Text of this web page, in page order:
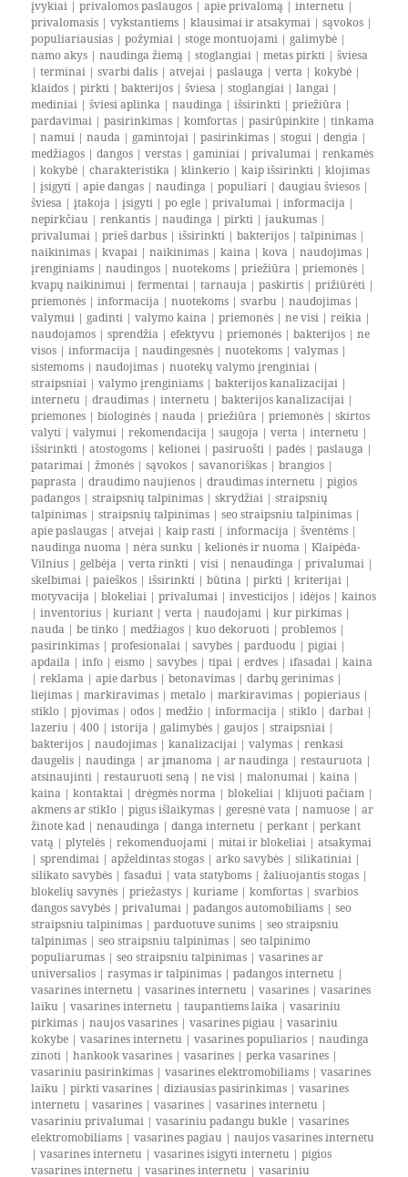
įvykiai |privalomos paslaugos |apie privalomą |internetu |
privalomasis |vykstantiems |klausimai ir atsakymai |sąvokos |
populiariausias |požymiai |stoge montuojami | galimybė |
namo akys |naudinga žiemą |stoglangiai |metas pirkti |šviesa
|terminai |svarbi dalis |atvejai |paslauga |verta |kokybė |
klaidos |pirkti |bakterijos |šviesa |stoglangiai |langai |
mediniai |šviesi aplinka |naudinga |išsirinkti |priežiūra |
pardavimai |pasirinkimas |komfortas |pasirūpinkite |tinkama
|namui |nauda | gamintojai |pasirinkimas |stogui |dengia |
medžiagos |dangos |verstas | gaminiai |privalumai |renkamės
|kokybė |charakteristika |klinkerio |kaip išsirinkti |klojimas
|įsigyti |apie dangas |naudinga |populiari |daugiau šviesos |
šviesa |įtakoja |įsigyti |po egle |privalumai |informacija |
nepirkčiau |renkantis |naudinga |pirkti |jaukumas |
privalumai |prieš darbus |išsirinkti |bakterijos |talpinimas |
naikinimas |kvapai |naikinimas |kaina |kova |naudojimas |
įrenginiams |naudingos |nuotekoms |priežiūra |priemonės |
kvapų naikinimui |fermentai |tarnauja |paskirtis |prižiūrėti |
priemonės |informacija |nuotekoms |svarbu |naudojimas |
valymui | gadinti |valymo kaina |priemonės |ne visi |reikia |
naudojamos |sprendžia |efektyvu |priemonės |bakterijos |ne
visos |informacija |naudingesnės |nuotekoms |valymas |
sistemoms |naudojimas |nuotekų valymo įrenginiai |
straipsniai |valymo įrenginiams |bakterijos kanalizacijai |
internetu |draudimas |internetu |bakterijos kanalizacijai |
priemones |biologinės |nauda |priežiūra |priemonės |skirtos
valyti |valymui |rekomendacija |saugoja |verta |internetu |
išsirinkti |atostogoms |kelionei |pasiruošti |padės |paslauga |
patarimai |žmonės |sąvokos |savanoriškas |brangios |
paprasta |draudimo naujienos |draudimas internetu |pigios
padangos |straipsnių talpinimas |skrydžiai |straipsnių
talpinimas |straipsnių talpinimas |seo straipsniu talpinimas |
apie paslaugas |atvejai |kaip rasti |informacija |šventėms |
naudinga nuoma |nėra sunku |kelionės ir nuoma |Klaipėda-
Vilnius | gelbėja |verta rinkti |visi |nenaudinga |privalumai |
skelbimai |paieškos |išsirinkti |būtina |pirkti |kriterijai |
motyvacija |blokeliai |privalumai |investicijos |idėjos |kainos
|inventorius |kuriant |verta |naudojami |kur pirkimas |
nauda |be tinko |medžiagos |kuo dekoruoti |problemos |
pasirinkimas |profesionalai |savybės |parduodu |pigiai |
apdaila |info |eismo |savybes |tipai |erdves |ifasadai |kaina
|reklama |apie darbus |betonavimas |darbų gerinimas |
liejimas |markiravimas |metalo |markiravimas |popieriaus |
stiklo |pjovimas |odos |medžio |informacija |stiklo |darbai |
lazeriu |400 |istorija | galimybės | gaujos |straipsniai |
bakterijos |naudojimas |kanalizacijai |valymas |renkasi
daugelis |naudinga |ar įmanoma |ar naudinga |restauruota |
atsinaujinti |restauruoti seną |ne visi |malonumai |kaina |
kaina |kontaktai |drėgmės norma |blokeliai |klijuoti pačiam |
akmens ar stiklo |pigus išlaikymas | geresnė vata |namuose |ar
žinote kad |nenaudinga |danga internetu |perkant |perkant
vatą |plytelės |rekomenduojami |mitai ir blokeliai |atsakymai
|sprendimai |apželdintas stogas |arko savybės |silikatiniai |
silikato savybės |fasadui |vata statyboms |žaliuojantis stogas |
blokelių savynės |priežastys |kuriame |komfortas |svarbios
dangos savybės |privalumai |padangos automobiliams |seo
straipsniu talpinimas |parduotuve sunims |seo straipsniu
talpinimas |seo straipsniu talpinimas |seo talpinimo
populiarumas |seo straipsniu talpinimas |vasarines ar
universalios |rasymas ir talpinimas |padangos internetu |
vasarines internetu |vasarines internetu |vasarines |vasarines
laiku |vasarines internetu |taupantiems laika |vasariniu
pirkimas |naujos vasarines |vasarines pigiau |vasariniu
kokybe |vasarines internetu |vasarines populiarios |naudinga
zinoti |hankook vasarines |vasarines |perka vasarines |
vasariniu pasirinkimas |vasarines elektromobiliams |vasarines
laiku |pirkti vasarines |diziausias pasirinkimas |vasarines
internetu |vasarines |vasarines |vasarines internetu |
vasariniu privalumai |vasariniu padangu bukle |vasarines
elektromobiliams |vasarines pagiau |naujos vasarines internetu
|vasarines internetu |vasarines isigyti internetu |pigios
vasarines internetu |vasarines internetu |vasariniu